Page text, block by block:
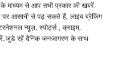
के माध्यम से आप सभी प्रकार की खबरें
आसानी से पढ़ सकते हैं, लाइव ब्रेकिंग
न्यूज़, स्पोर्ट्स , क्राइम,
करें..जुडे रहें दैनिक जनजागरण के साथ